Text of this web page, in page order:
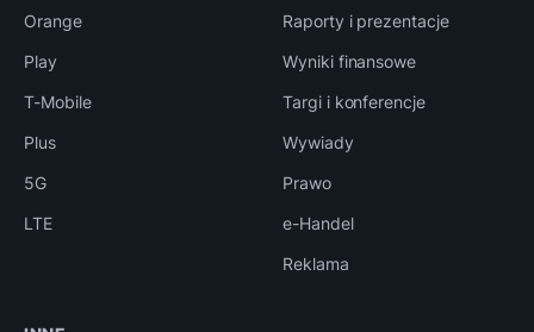
Orange
Play
T-Mobile
Plus
5G
LTE
Raporty i prezentacje
Wyniki finansowe
Targi i konferencje
Wywiady
Prawo
e-Handel
Reklama